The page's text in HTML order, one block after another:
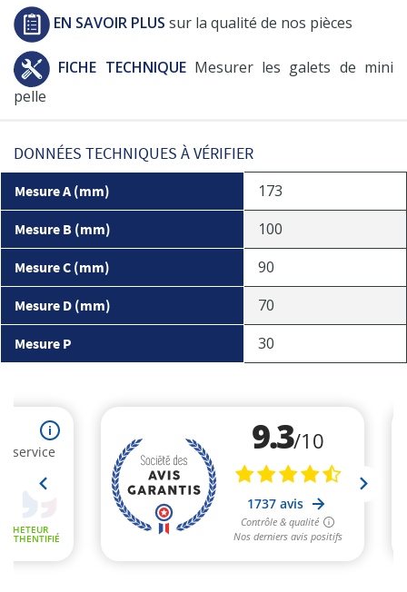
EN SAVOIR PLUS sur la qualité de nos pièces
FICHE TECHNIQUE Mesurer les galets de mini
pelle
DONNÉES TECHNIQUES À VÉRIFIER
Mesure A (mm) 173
Mesure B (mm) 100
Mesure C (mm) 90
Mesure D (mm) 70
Mesure P 30